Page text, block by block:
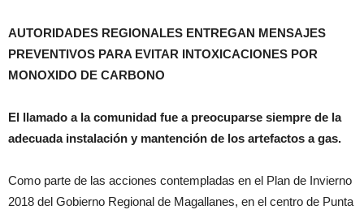
AUTORIDADES REGIONALES ENTREGAN MENSAJES
PREVENTIVOS PARA EVITAR INTOXICACIONES POR
MONOXIDO DE CARBONO
El llamado a la comunidad fue a preocuparse siempre de la
adecuada instalación y mantención de los artefactos a gas.
Como parte de las acciones contempladas en el Plan de Invierno
2018 del Gobierno Regional de Magallanes, en el centro de Punta